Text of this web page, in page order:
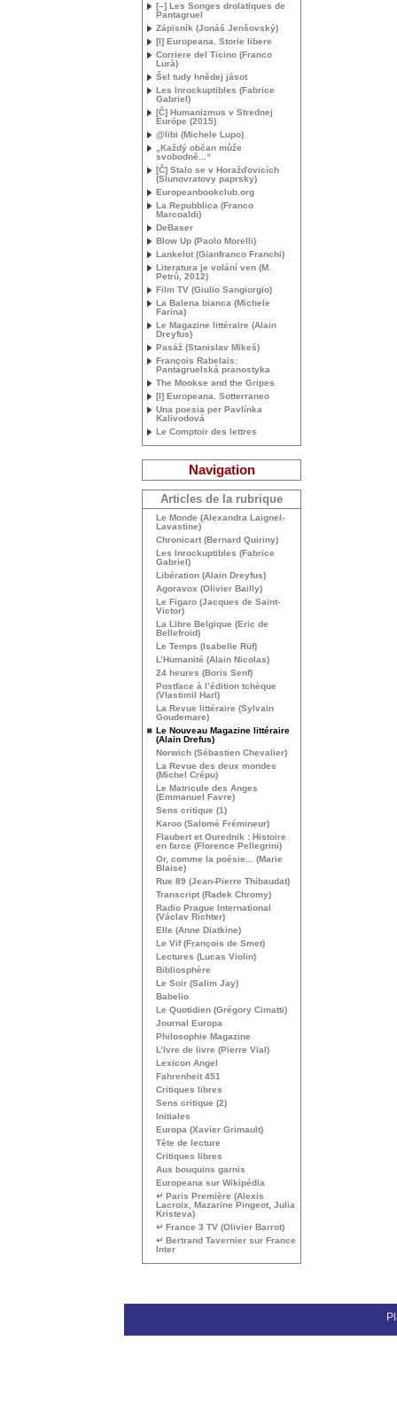
[–] Les Songes drolatiques de
Pantagruel
Zápisník (Jonáš Jenšovský)
[I] Europeana. Storie libere
Corriere del Ticino (Franco
Lurà)
Šel tudy hnědej jásot
Les Inrockuptibles (Fabrice
Gabriel)
[Č] Humanizmus v Strednej
Európe (2015)
@libi (Michele Lupo)
„Každý občan může
svobodně...“
[Č] Stalo se v Horažďovicích
(Slunovratovy paprsky)
Europeanbookclub.org
La Repubblica (Franco
Marcoaldi)
DeBaser
Blow Up (Paolo Morelli)
Lankelot (Gianfranco Franchi)
Literatura je volání ven (M.
Petrů, 2012)
Film TV (Giulio Sangiorgio)
La Balena bianca (Michele
Farina)
Le Magazine littéraire (Alain
Dreyfus)
Pasáž (Stanislav Mikeš)
François Rabelais:
Pantagruelská pranostyka
The Mookse and the Gripes
[I] Europeana. Sotterraneo
Una poesia per Pavlínka
Kalivodová
Le Comptoir des lettres
Navigation
Articles de la rubrique
Le Monde (Alexandra Laignel-
Lavastine)
Chronicart (Bernard Quiriny)
Les Inrockuptibles (Fabrice
Gabriel)
Libération (Alain Dreyfus)
Agoravox (Olivier Bailly)
Le Figaro (Jacques de Saint-
Victor)
La Libre Belgique (Eric de
Bellefroid)
Le Temps (Isabelle Rüf)
L’Humanité (Alain Nicolas)
24 heures (Boris Senf)
Postface à l’édition tchèque
(Vlastimil Harl)
La Revue littéraire (Sylvain
Goudemare)
Le Nouveau Magazine littéraire
(Alain Drefus)
Norwich (Sébastien Chevalier)
La Revue des deux mondes
(Michel Crépu)
Le Matricule des Anges
(Emmanuel Favre)
Sens critique (1)
Karoo (Salomé Frémineur)
Flaubert et Ourednik : Histoire
en farce (Florence Pellegrini)
Or, comme la poésie... (Marie
Blaise)
Rue 89 (Jean-Pierre Thibaudat)
Transcript (Radek Chromy)
Radio Prague International
(Václav Richter)
Elle (Anne Diatkine)
Le Vif (François de Smet)
Lectures (Lucas Violin)
Bibliosphère
Le Soir (Salim Jay)
Babelio
Le Quotidien (Grégory Cimatti)
Journal Europa
Philosophie Magazine
L’Ivre de livre (Pierre Vial)
Lexicon Angel
Fahrenheit 451
Critiques libres
Sens critique (2)
Initiales
Europa (Xavier Grimault)
Tête de lecture
Critiques libres
Aux bouquins garnis
Europeana sur Wikipédia
↵ Paris Première (Alexis
Lacroix, Mazarine Pingeot, Julia
Kristeva)
↵ France 3 TV (Olivier Barrot)
↵ Bertrand Tavernier sur France
Inter